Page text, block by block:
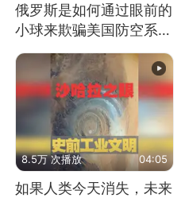
俄罗斯是如何通过眼前的
小球来欺骗美国防空系统
的
8.5万 次播放 04:05
如果人类今天消失，未来